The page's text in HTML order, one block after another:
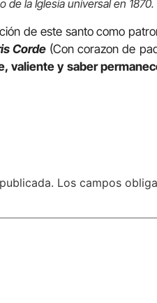
de la Iglesia universal en 1870.
de este santo como
Corde (Con corazon de
valiente y saber
Los campos